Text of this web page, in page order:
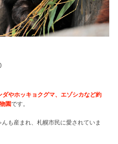
ダやホッキョクグマ、エゾシカなど約
園です。
も産まれ、札幌市民に愛されていま